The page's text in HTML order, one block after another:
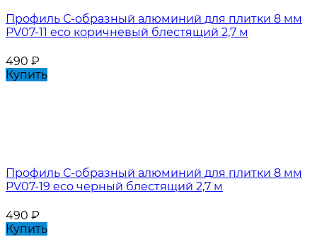
Профиль С-образный алюминий для плитки 8 мм
PV07-11 eco коричневый блестящий 2,7 м
490 ₽
Купить
Профиль С-образный алюминий для плитки 8 мм
PV07-19 eco черный блестящий 2,7 м
490 ₽
Купить